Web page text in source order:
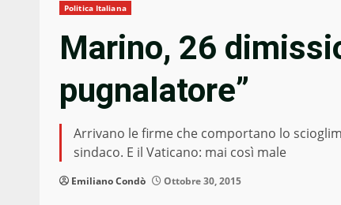
Politica Italiana
Marino, 26
pugnalatore”
Arrivano le firme che comportano lo
sindaco. E il Vaticano: mai così male
Emiliano Condò Ottobre 30, 2015